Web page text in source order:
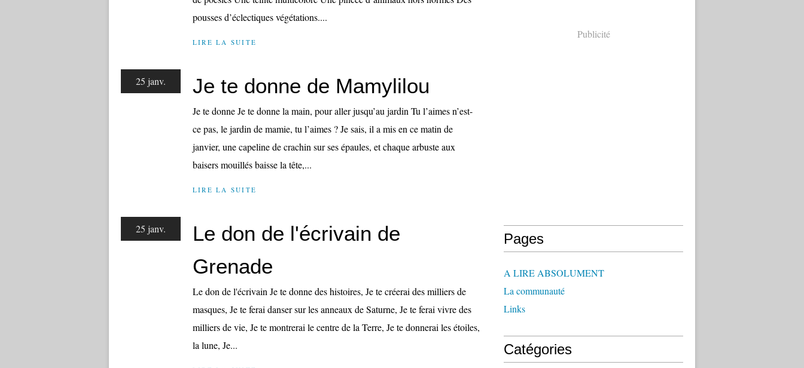
pousses d’éclectiques végétations....
LIRE LA SUITE
25 janv. Je te donne de Mamylilou
Je te donne Je te donne la main, pour aller jusqu’au jardin Tu l’aimes n’est-
ce pas, le jardin de mamie, tu l’aimes ? Je sais, il a mis en ce matin de
janvier, une capeline de crachin sur ses épaules, et chaque arbuste aux
baisers mouillés baisse la tête,...
LIRE LA SUITE
25 janv.
Le don de l'écrivain de
Grenade
Le don de l'écrivain Je te donne des histoires, Je te créerai des milliers de
masques, Je te ferai danser sur les anneaux de Saturne, Je te ferai vivre des
milliers de vie, Je te montrerai le centre de la Terre, Je te donnerai les étoiles,
la lune, Je...
Publicité
Pages
A LIRE ABSOLUMENT
La communauté
Links
Catégories